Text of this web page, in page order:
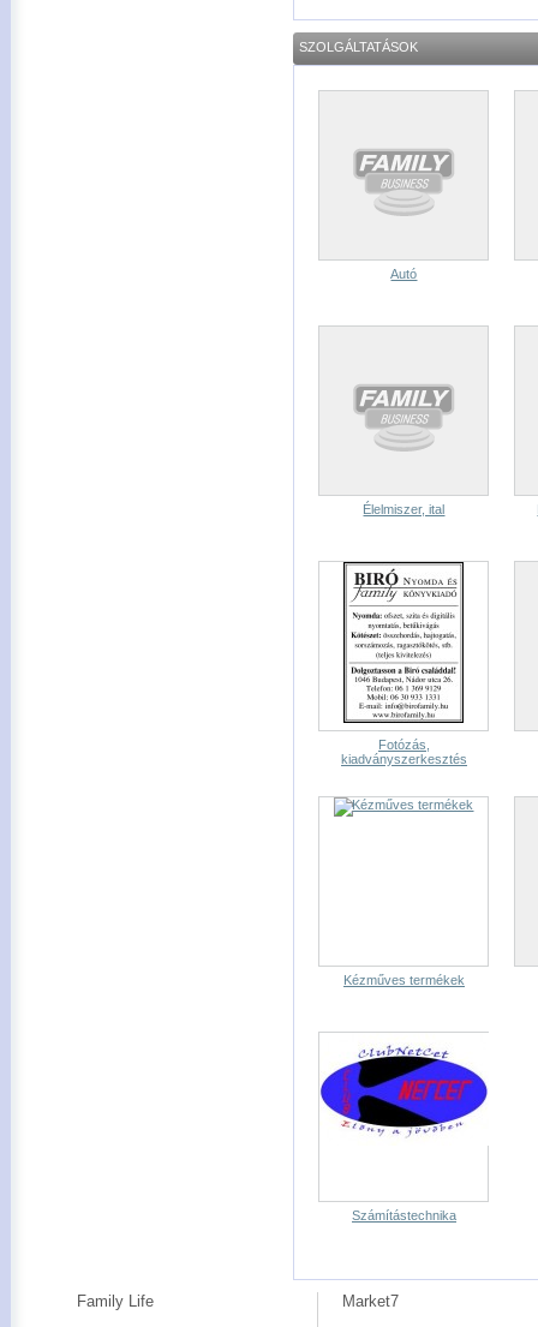
SZOLGÁLTATÁSOK
Autó
Élelmiszer, ital
Fotózás,
kiadványszerkesztés
Kézműves termékek
Számítástechnika
Family Life
Market7